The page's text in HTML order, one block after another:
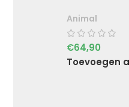
Animal
€64,90
Toevoegen